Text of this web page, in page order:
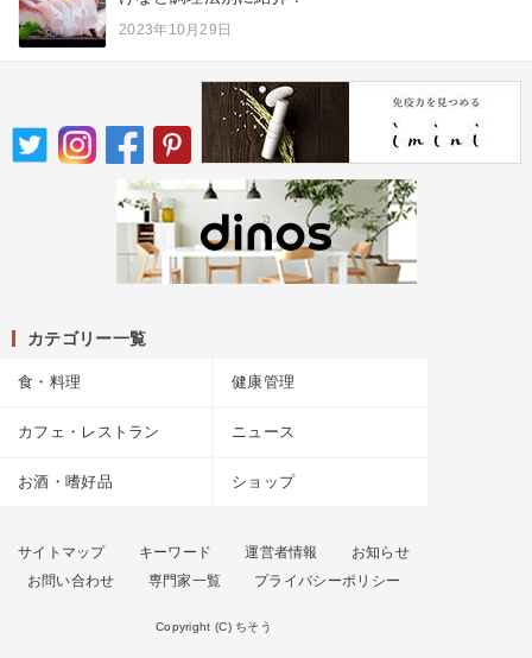
2023年10月29日
カテゴリー一覧
食・料理 健康管理
カフェ・レストラン ニュース
お酒・嗜好品 ショップ
サイトマップ キーワード 運営者情報
お知らせ
お問い合わせ
専門家一覧 プライバシーポリシー
Copyright (C) ちそう